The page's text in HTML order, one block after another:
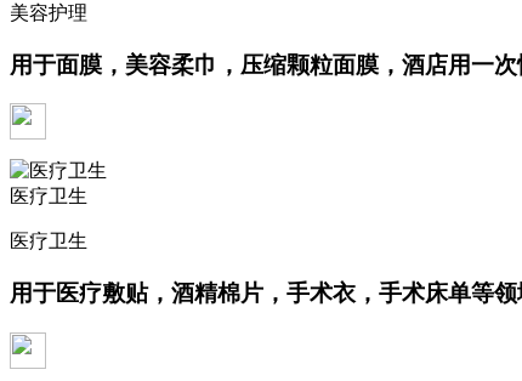
美容护理
用于面膜，美容柔巾，压缩颗粒面膜，酒店用一次
医疗卫生
医疗卫生
用于医疗敷贴，酒精棉片，手术衣，手术床单等领